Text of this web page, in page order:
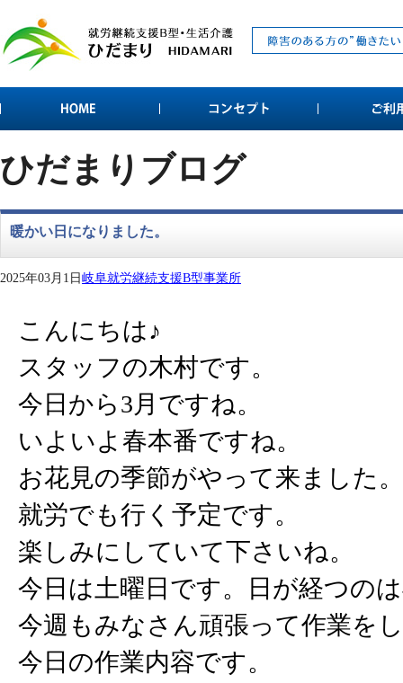
ひだまりブログ
暖かい日になりました。
2025年03月1日岐阜就労継続支援B型事業所
こんにちは♪
スタッフの木村です。
今日から3月ですね。
いよいよ春本番ですね。
お花見の季節がやって来ました。
就労でも行く予定です。
楽しみにしていて下さいね。
今日は土曜日です。日が経つの
今週もみなさん頑張って作業を
今日の作業内容です。